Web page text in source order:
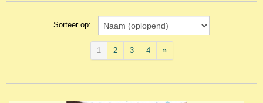
Sorteer op:
1 2 3 4 »